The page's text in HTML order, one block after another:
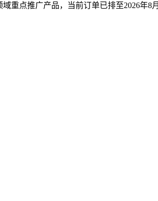
重点推广产品，当前订单已排至2026年8